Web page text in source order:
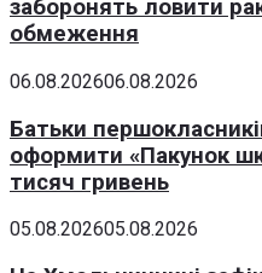
заборонять ловити
обмеження
06.08.202606.08.2026
Батьки
оформити «Пакунок
тисяч гривень
05.08.202605.08.2026